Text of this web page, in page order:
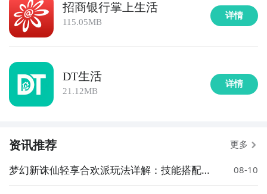
招商银行掌上生活
115.05MB
详情
DT生活
21.12MB
详情
资讯推荐 更多
梦幻新诛仙轻享合欢派玩法详解：技能搭配、
08-10